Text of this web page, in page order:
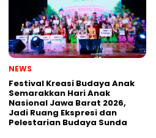
NEWS
Festival Kreasi Budaya Anak
Semarakkan Hari Anak
Nasional Jawa Barat 2026,
Jadi Ruang Ekspresi dan
Pelestarian Budaya Sunda